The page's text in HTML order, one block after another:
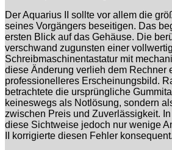
Der Aquarius II sollte vor allem die
seines Vorgängers beseitigen. Das
ersten Blick auf das Gehäuse. Die
verschwand zugunsten einer
Schreibmaschinentastatur mit
diese Änderung verlieh dem Rechner
professionelleres Erscheinungsbild.
betrachtete die ursprüngliche
keineswegs als Notlösung, sondern
zwischen Preis und Zuverlässigkeit.
diese Sichtweise jedoch nur wenige
II korrigierte diesen Fehler konsequent.